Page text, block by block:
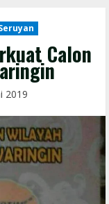
Calon
2019